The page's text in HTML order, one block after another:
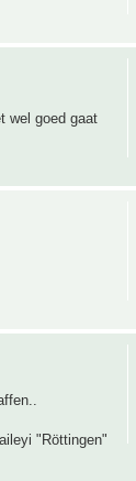
wel goed gaat
"Röttingen"